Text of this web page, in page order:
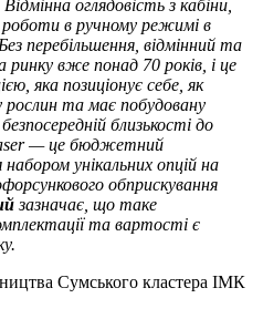
оглядовість з кабіни,
в ручному режимі в
перебільшення, відмінний та
ринку вже понад 70 років, і це
яка позиціонує себе, як
рослин та має побудовану
близькості до
— це бюджетний
унікальних опцій на
обприскування
зазначає, що таке
та вартості є
Сумського кластера ІМК